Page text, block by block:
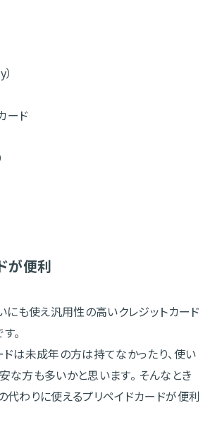
ード
が便利
も使え汎用性の高いクレジットカード
。
ドは未成年の方は持てなかったり、使い
な方も多いかと思います。 そんなとき
代わりに使えるプリペイドカードが便利